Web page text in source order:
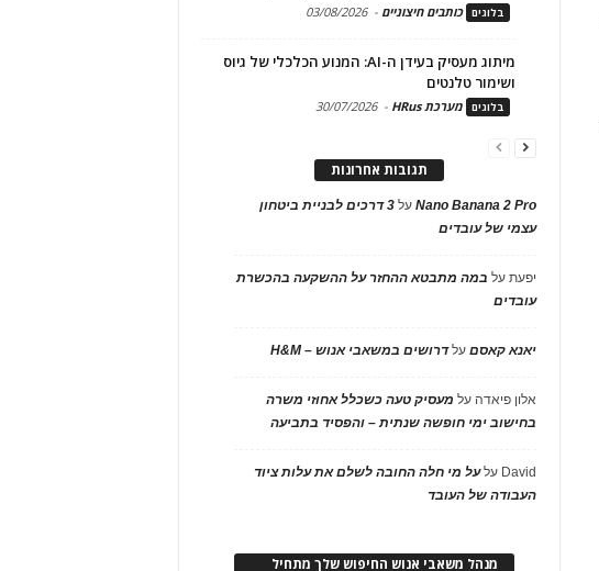
בלוגים כותבים חיצוניים -
03/08/2026
מיתוג מעסיק בעידן ה-AI: המנוע הכלכלי של גיוס
ושימור טלנטים
בלוגים מערכת HRus -
30/07/2026
תגובות אחרונות
Nano Banana 2 Proעל
3 דרכים לבניית ביטחון
עצמי של עובדים
יפעתעל במה מתבטא ההחזר על ההשקעה בהכשרת
עובדים
יאנא קאסםעלדרושים במשאבי אנוש – H&M
אלון פיאדה על מעסיק טעה כשכלל אחוזי משרה
בחישוב ימי חופשה שנתית – והפסיד בתביעה
David עלעל מי חלה החובה לשלם את עלות ציוד
העבודה של העובד
מנהל משאבי אנוש החיפוש שלך מתחיל